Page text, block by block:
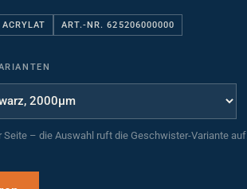
ART.-NR. 625206000000
Seite – die Auswahl ruft die Geschwister-Variante auf.